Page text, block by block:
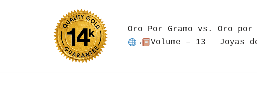
Oro Por Gramo vs. Oro por
→
Volume – 13 Joyas